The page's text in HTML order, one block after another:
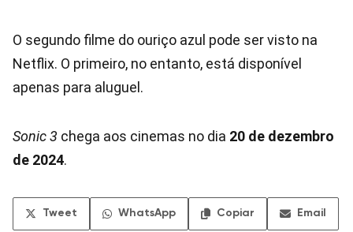
O segundo filme do ouriço azul pode ser visto na
Netflix. O primeiro, no entanto, está disponível
apenas para aluguel.
Sonic 3 chega aos cinemas no dia 20 de dezembro
de 2024.
Tweet WhatsApp Copiar Email